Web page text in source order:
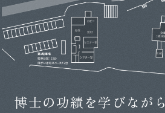
博士の功績を学びながら